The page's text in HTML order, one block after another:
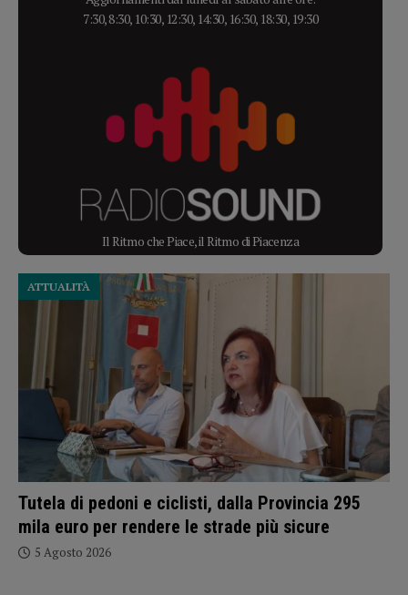
7:30, 8:30, 10:30, 12:30, 14:30, 16:30, 18:30, 19:30
Il Ritmo che Piace, il Ritmo di Piacenza
Tutela di pedoni e ciclisti, dalla Provincia 295
mila euro per rendere le strade più sicure
ATTUALITÀ
5 Agosto 2026